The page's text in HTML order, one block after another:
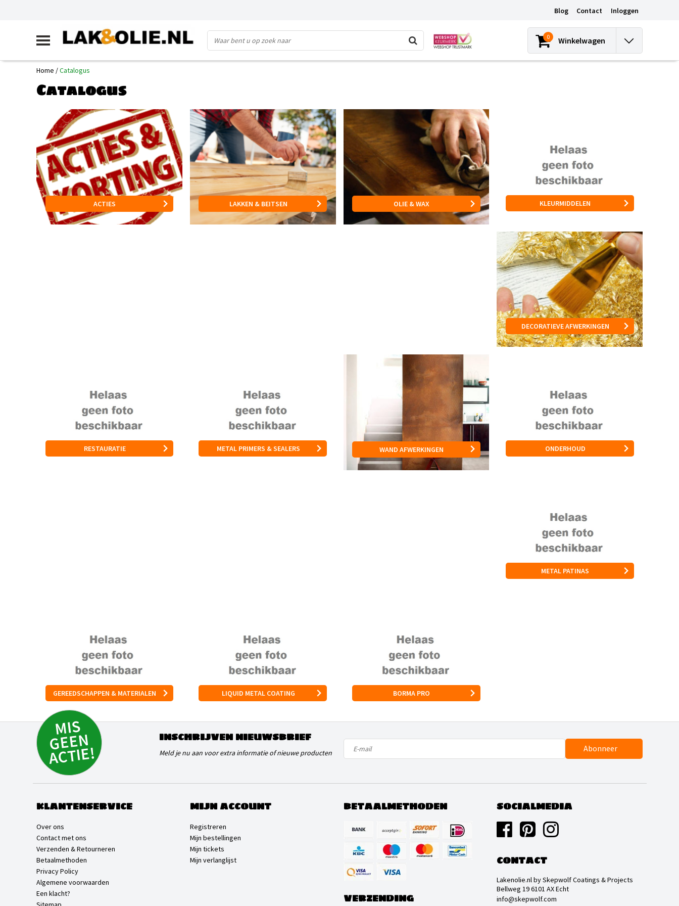
Blog Contact Inloggen
0 Winkelwagen
Home /Catalogus
Catalogus
ACTIES LAKKEN & BEITSEN OLIE & WAX KLEURMIDDELEN
DECORATIEVE AFWERKINGEN
RESTAURATIE METAL PRIMERS & SEALERS WAND AFWERKINGEN ONDERHOUD
METAL PATINAS
GEREEDSCHAPPEN & MATERIALEN LIQUID METAL COATING BORMA PRO
MI
S
G
E
E
N
A
C
TI
E!
INSCHRIJVEN NIEUWSBRIEF
Meld je nu aan voor extra informatie of nieuwe producten Abonneer
KLANTENSERVICE
Over ons
Contact met ons
Verzenden & Retourneren
Betaalmethoden
Privacy Policy
Algemene voorwaarden
Een klacht?
MIJN ACCOUNT
Registreren
Mijn bestellingen
Mijn tickets
Mijn verlanglijst
BETAALMETHODEN
VERZENDING
SOCIALMEDIA
CONTACT
Lakenolie.nl by Skepwolf Coatings & Projects
Bellweg 19 6101 AX Echt
info@skepwolf.com